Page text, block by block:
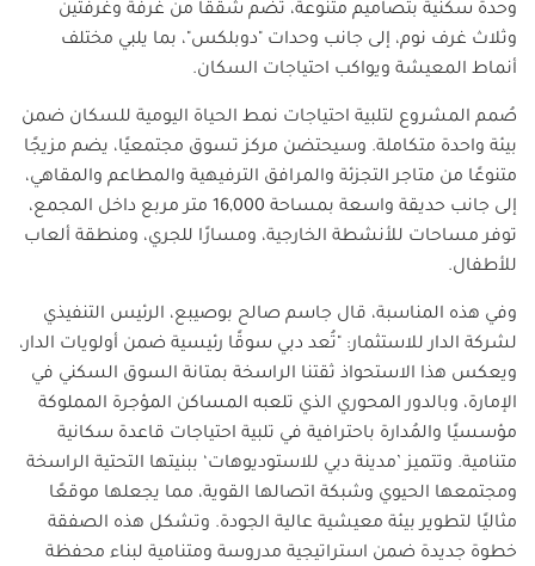
وحدة سكنية بتصاميم متنوعة، تضم شققًا من غرفة وغرفتين
وثلاث غرف نوم، إلى جانب وحدات "دوبلكس"، بما يلبي مختلف
أنماط المعيشة ويواكب احتياجات السكان.
صُمم المشروع لتلبية احتياجات نمط الحياة اليومية للسكان ضمن
بيئة واحدة متكاملة. وسيحتضن مركز تسوق مجتمعيًا، يضم مزيجًا
متنوعًا من متاجر التجزئة والمرافق الترفيهية والمطاعم والمقاهي،
إلى جانب حديقة واسعة بمساحة 16,000 متر مربع داخل المجمع،
توفر مساحات للأنشطة الخارجية، ومسارًا للجري، ومنطقة ألعاب
للأطفال.
وفي هذه المناسبة، قال جاسم صالح بوصيبع، الرئيس التنفيذي
لشركة الدار للاستثمار: " تُعد دبي سوقًا رئيسية ضمن أولويات الدار،
ويعكس هذا الاستحواذ ثقتنا الراسخة بمتانة السوق السكني في
الإمارة، وبالدور المحوري الذي تلعبه المساكن المؤجرة المملوكة
مؤسسيًا والمُدارة باحترافية في تلبية احتياجات قاعدة سكانية
متنامية. وتتميز ’مدينة دبي للاستوديوهات‘ ببنيتها التحتية الراسخة
ومجتمعها الحيوي وشبكة اتصالها القوية، مما يجعلها موقعًا
مثاليًا لتطوير بيئة معيشية عالية الجودة. وتشكل هذه الصفقة
خطوة جديدة ضمن استراتيجية مدروسة ومتنامية لبناء محفظة